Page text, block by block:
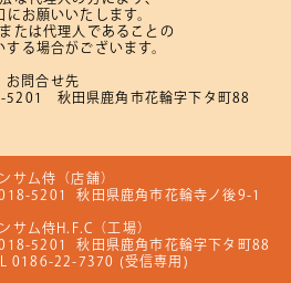
にお願いいたします。
たは代理人であることの
する場合がございます。
お問合せ先
5201 秋田県鹿角市花輪字下タ町88
サム侍（店舗）
5201
秋田県鹿角市花輪寺ノ後9-1
サム侍H.F.C（工場）
5201
秋田県鹿角市花輪字下タ町88
0186-22-7370 (受信専用)